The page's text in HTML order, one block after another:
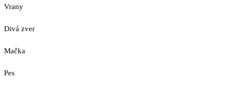
Vrany
Divá zver
Mačka
Pes